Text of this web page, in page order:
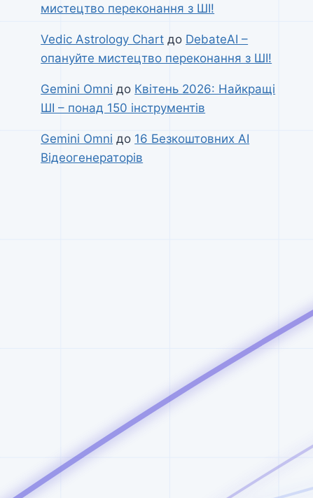
мистецтво переконання з ШІ!
Vedic Astrology Chart до DebateAI –
опануйте мистецтво переконання з ШІ!
Gemini Omni до Квітень 2026: Найкращі
ШІ – понад 150 інструментів
Gemini Omni до 16 Безкоштовних AI
Відеогенераторів